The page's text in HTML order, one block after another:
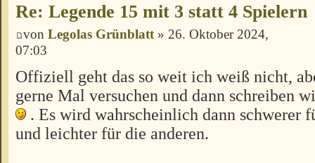
Re: Legende 15 mit 3 statt 4 Spielern
von Legolas Grünblatt » 26. Oktober 2024,
07:03
Offiziell geht das so weit ich weiß nicht,
gerne Mal versuchen und dann schreiben
. Es wird wahrscheinlich dann schwerer
und leichter für die anderen.